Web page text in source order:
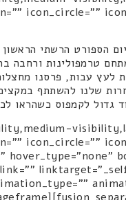
הספורט הרשתי
טרמפולינות ורחבה
עבות, פרסנו
שלנו להשתתף
גדול לקמפוס כשהראו
visibility,medium-
hover_type="none"